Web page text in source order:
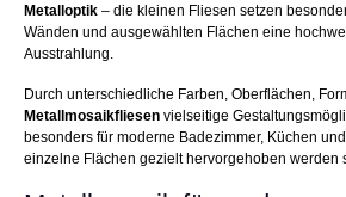
Metalloptik – die kleinen Fliesen setzen
Wänden und ausgewählten Flächen eine
Ausstrahlung.
Durch unterschiedliche Farben, Oberflächen,
Metallmosaikfliesen vielseitige
besonders für moderne Badezimmer, Küchen
einzelne Flächen gezielt hervorgehoben werden